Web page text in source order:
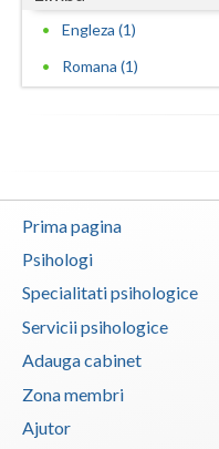
Teleorman
Vrancea
Engleza (1)
Romana (1)
Prima pagina
Psihologi
Specialitati psihologice
Servicii psihologice
Adauga cabinet
Zona membri
Ajutor